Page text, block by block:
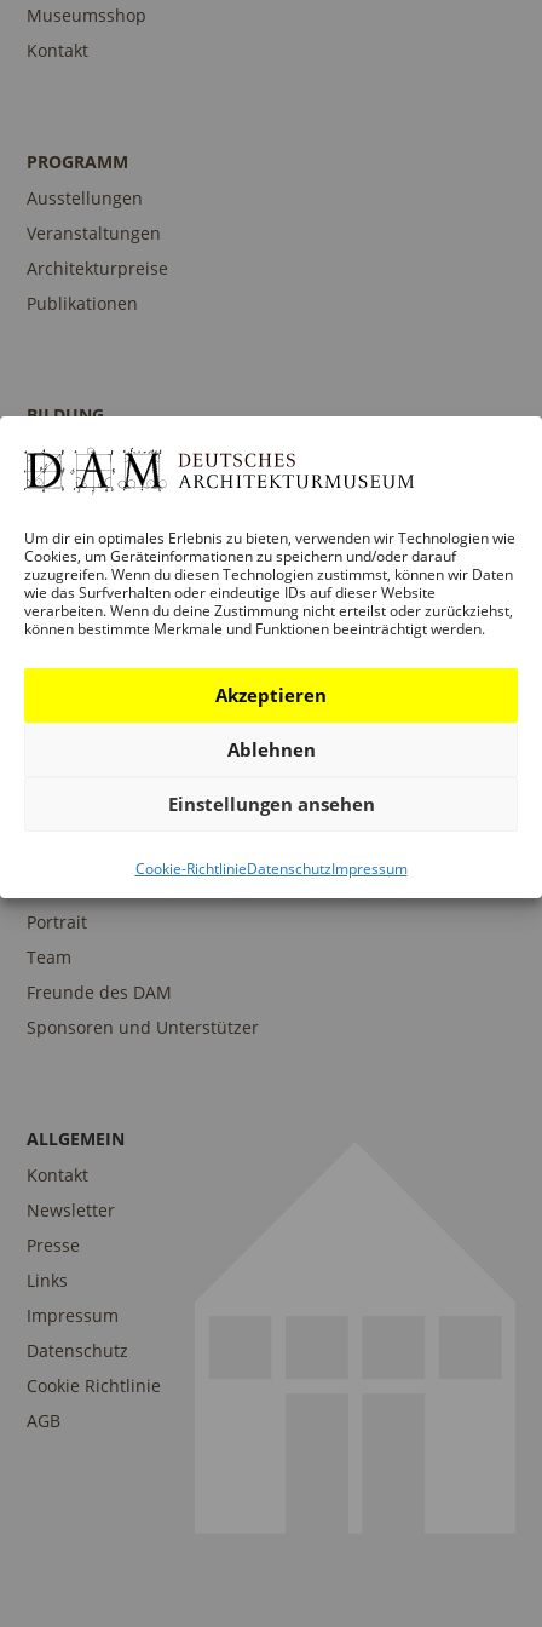
Um dir ein optimales Erlebnis zu bieten, verwenden wir Technologien wie
Cookies, um Geräteinformationen zu speichern und/oder darauf
zuzugreifen. Wenn du diesen Technologien zustimmst, können wir Daten
wie das Surfverhalten oder eindeutige IDs auf dieser Website
verarbeiten. Wenn du deine Zustimmung nicht erteilst oder zurückziehst,
können bestimmte Merkmale und Funktionen beeinträchtigt werden.
Akzeptieren
Ablehnen
Einstellungen ansehen
Cookie-RichtlinieDatenschutzImpressum
Museumsshop
Kontakt
PROGRAMM
Ausstellungen
Veranstaltungen
Architekturpreise
Publikationen
BILDUNG
Programm
Führungen und Touren
Ansprechpartner
SAMMLUNGEN
Portrait
Team
Freunde des DAM
Sponsoren und Unterstützer
ALLGEMEIN
Kontakt
Newsletter
Presse
Links
Impressum
Datenschutz
Cookie Richtlinie
AGB